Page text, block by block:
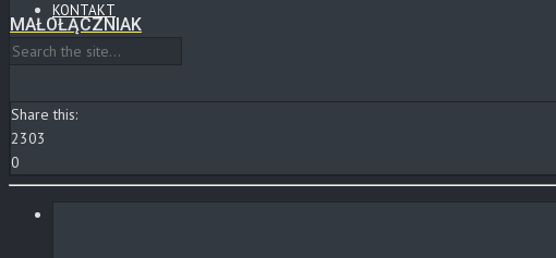
KONTAKT
MAŁOŁĄCZNIAK
Share this:
2303
0